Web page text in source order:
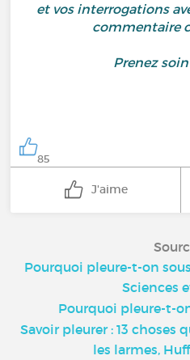
et vos interrogations
commentaire
Prenez
85
J'aime
Pourquoi pleure-t-on
Sciences
Pourquoi pleure-t-
Savoir pleurer : 13 choses
les larmes,